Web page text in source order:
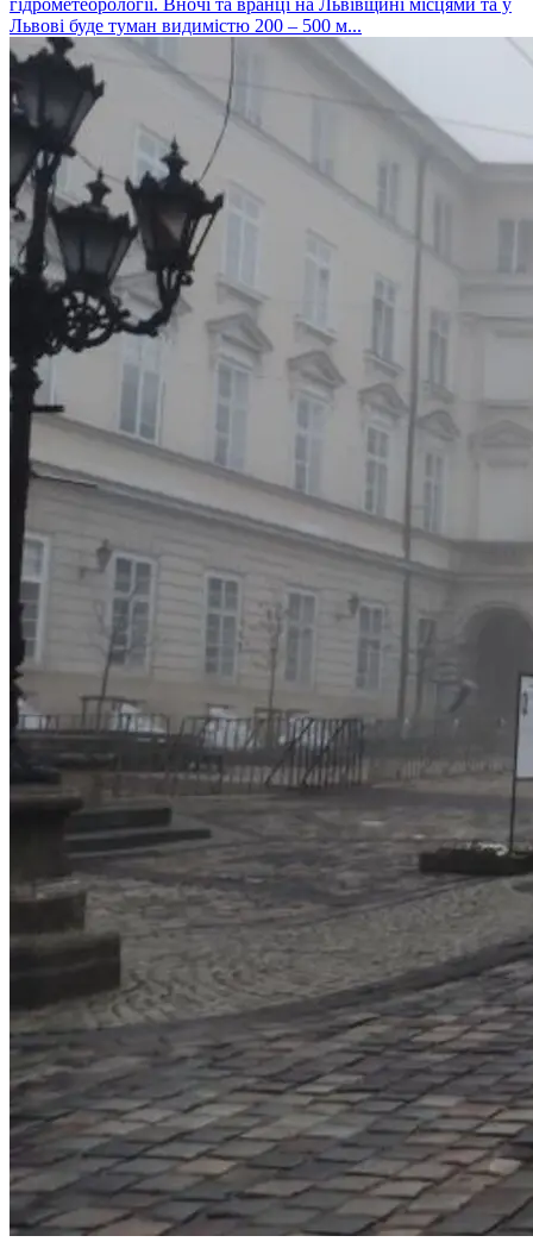
Львові буде туман видимістю 200 – 500 м...